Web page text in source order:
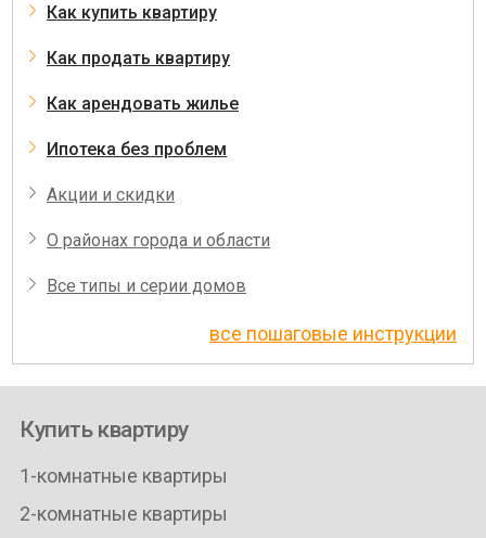
Как купить квартиру
Как продать квартиру
Как арендовать жилье
Ипотека без проблем
Акции и скидки
О районах города и области
Все типы и серии домов
все пошаговые инструкции
Купить квартиру
1-комнатные квартиры
2-комнатные квартиры